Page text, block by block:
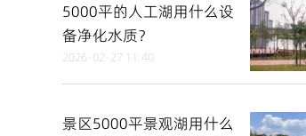
5000平的人工湖用什么设
备净化水质？
2026-02-27 11:40
景区5000平景观湖用什么